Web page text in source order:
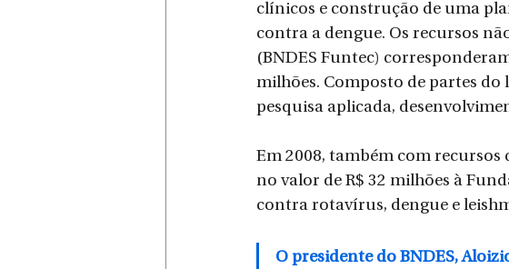
clínicos e construção de uma
contra a dengue. Os recursos
(BNDES Funtec)
milhões. Composto de partes do
pesquisa aplicada,
Em 2008, também com
no valor de R$ 32 milhões à
contra rotavírus, dengue e
O presidente do BNDES,